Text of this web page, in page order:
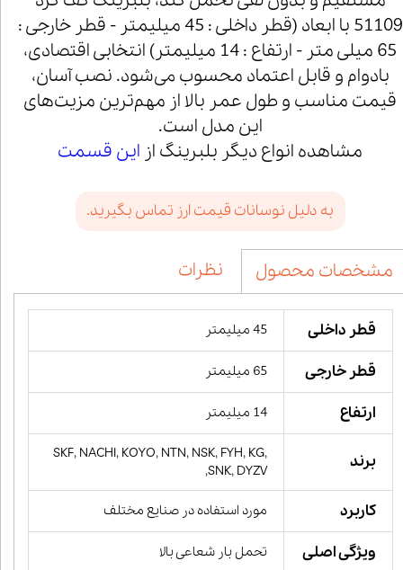
51109 با ابعاد (قطر داخلی : 45 میلیمتر - قطر خارجی :
65 میلی متر - ارتفاع : 14 میلیمتر) انتخابی اقتصادی،
بادوام و قابل اعتماد محسوب می‌شود. نصب آسان،
قیمت مناسب و طول عمر بالا از مهم‌ترین مزیت‌های
این مدل است.
مشاهده انواع دیگر بلبرینگ از این قسمت
به دلیل نوسانات قیمت ارز تماس بگیرید.
مشخصات محصول نظرات
قطر داخلی 45 میلیمتر
قطر خارجی 65 میلیمتر
ارتفاع 14 میلیمتر
برند
SKF, NACHI, KOYO, NTN, NSK, FYH, KG,
SNK, DYZV,
کاربرد مورد استفاده در صنایع مختلف
ویژگی اصلی تحمل بار شعاعی بالا